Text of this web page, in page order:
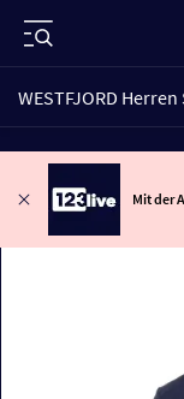
WESTFJORD
Mit der